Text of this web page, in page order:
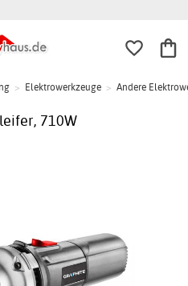
> Elektrowerkzeuge > Andere
710W